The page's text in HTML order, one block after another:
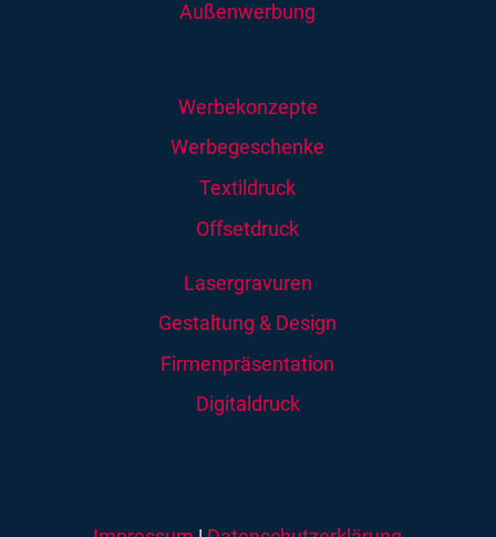
Außenwerbung
Werbekonzepte
Werbegeschenke
Textildruck
Offsetdruck
Lasergravuren
Gestaltung & Design
Firmenpräsentation
Digitaldruck